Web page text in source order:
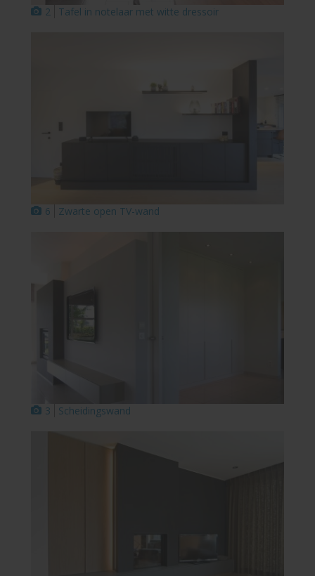
2 Tafel in notelaar met witte dressoir
6 Zwarte open TV-wand
3 Scheidingswand